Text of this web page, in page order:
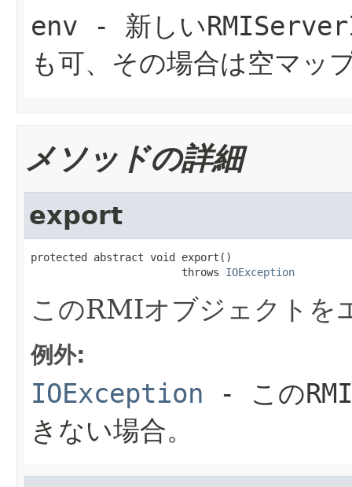
env - 新しい
も可、その場合は空マッ
メソッドの詳細
export
protected abstract void export()
                        throws
IOException
このRMIオブジェクトを
例外:
IOException - この
きない場合。